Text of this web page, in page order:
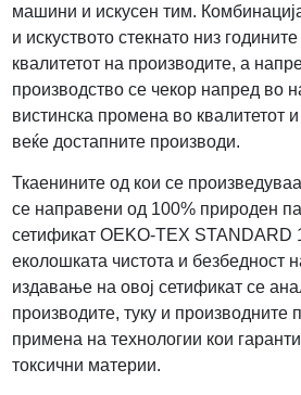
машини и искусен тим.
и искуството стекнато низ
квалитетот на производите, а
производство се чекор напред во
вистинска промена во квалитетот и
веќе достапните производи.
Ткаенините од кои се
се направени од 100% природен
сетификат OEKO-TEX STANDARD
еколошката чистота и безбедност
издавање на овој сетификат се
производите, туку и производните
примена на технологии кои
токсични материи.